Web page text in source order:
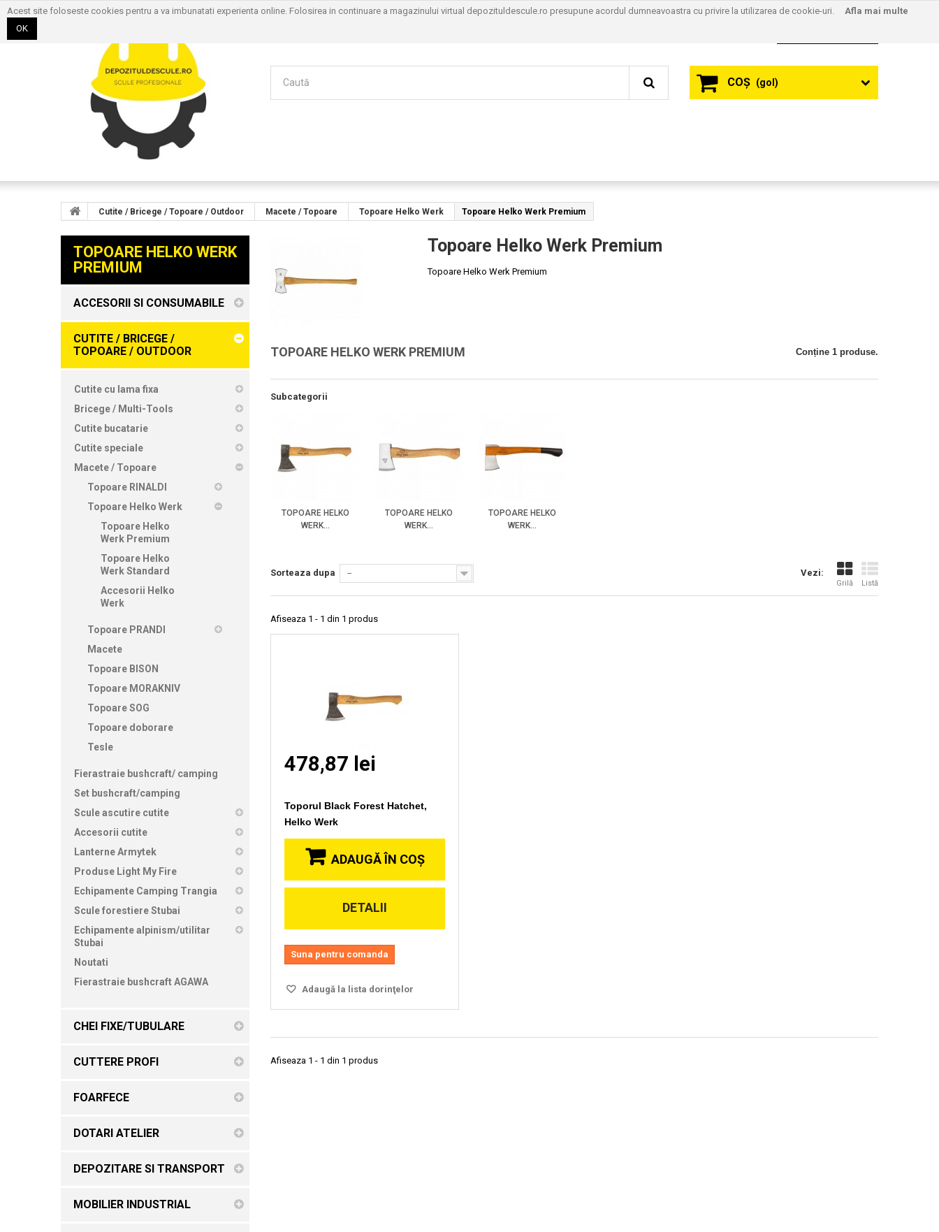
COŞ (gol)
Cutite / Bricege / Topoare / Outdoor Macete / Topoare Topoare Helko Werk Topoare Helko Werk Premium
TOPOARE HELKO WERK
PREMIUM
ACCESORII SI CONSUMABILE
CUTITE / BRICEGE /
TOPOARE / OUTDOOR
Cutite cu lama fixa
Bricege / Multi-Tools
Cutite bucatarie
Cutite speciale
Macete / Topoare
Topoare RINALDI
Topoare Helko Werk
Topoare Helko
Werk Premium
Topoare Helko
Werk Standard
Accesorii Helko
Werk
Topoare PRANDI
Macete
Topoare BISON
Topoare MORAKNIV
Topoare SOG
Topoare doborare
Tesle
Fierastraie bushcraft/ camping
Set bushcraft/camping
Scule ascutire cutite
Accesorii cutite
Lanterne Armytek
Produse Light My Fire
Echipamente Camping Trangia
Scule forestiere Stubai
Echipamente alpinism/utilitar
Stubai
Noutati
Fierastraie bushcraft AGAWA
CHEI FIXE/TUBULARE
CUTTERE PROFI
FOARFECE
DOTARI ATELIER
DEPOZITARE SI TRANSPORT
MOBILIER INDUSTRIAL
Topoare Helko Werk Premium
Topoare Helko Werk Premium
TOPOARE HELKO WERK PREMIUM Conține 1 produse.
Subcategorii
TOPOARE HELKO
WERK...
TOPOARE HELKO
WERK...
TOPOARE HELKO
WERK...
Vezi:
Grilă Listă
Sorteaza dupa --
Afiseaza 1 - 1 din 1 produs
Vizionare
478,87 lei
Toporul Black Forest Hatchet,
Helko Werk
ADAUGĂ ÎN COŞ
DETALII
Suna pentru comanda
Adaugă la lista dorinţelor
Afiseaza 1 - 1 din 1 produs
Acest site foloseste cookies pentru a va imbunatati experienta online. Folosirea in continuare a magazinului virtual depozituldescule.ro presupune acordul dumneavoastra cu privire la utilizarea de cookie-uri. Afla mai multe
OK